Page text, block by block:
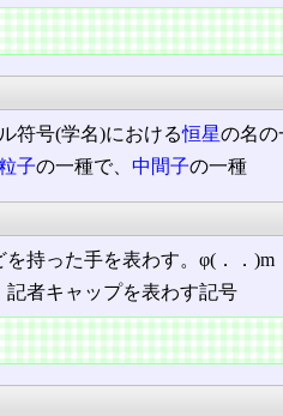
符号(学名)における恒星の名の
子の一種で、 中間子の一種
を持った手を表わす。φ(．．)m
記者キャップを表わす記号